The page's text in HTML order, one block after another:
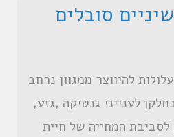
סובלים
להיווצר ממגוון נרחב
לענייני גנטיקה ,גזע,
לסביבת המחייה של חיית